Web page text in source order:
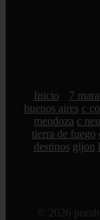
Inicio 7
buenos aires c
mendoza c
tierra de fuego
destinos gijon
© 2026